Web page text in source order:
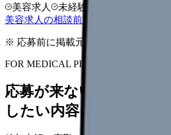
美容求人 未経験可
美容求人の相談前チェックを見る
※ 応募前に掲載元の最新情報を確認
FOR MEDICAL PROVIDERS
応募が来ない求人票を
したい内容に直せます